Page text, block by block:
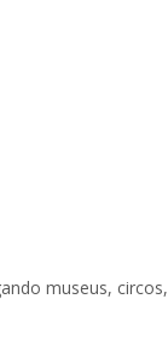
museus, circos,